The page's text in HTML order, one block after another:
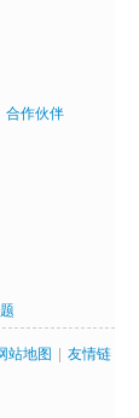
合作伙伴
站地图 | 友情链